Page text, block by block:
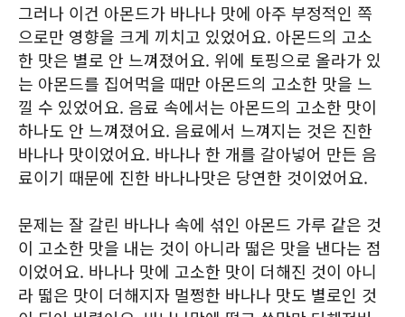
그러나 이건 아몬드가 바나나 맛에 아주 부정적인 쪽
으로만 영향을 크게 끼치고 있었어요. 아몬드의 고소
한 맛은 별로 안 느껴졌어요. 위에 토핑으로 올라가 있
는 아몬드를 집어먹을 때만 아몬드의 고소한 맛을 느
낄 수 있었어요. 음료 속에서는 아몬드의 고소한 맛이
하나도 안 느껴졌어요. 음료에서 느껴지는 것은 진한
바나나 맛이었어요. 바나나 한 개를 갈아넣어 만든 음
료이기 때문에 진한 바나나맛은 당연한 것이었어요.
문제는 잘 갈린 바나나 속에 섞인 아몬드 가루 같은 것
이 고소한 맛을 내는 것이 아니라 떫은 맛을 낸다는 점
이었어요. 바나나 맛에 고소한 맛이 더해진 것이 아니
라 떫은 맛이 더해지자 멀쩡한 바나나 맛도 별로인 것